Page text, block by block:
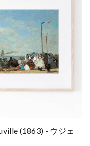
(1863) - ウジェ